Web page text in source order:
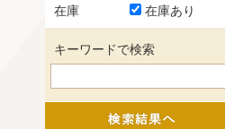
在庫 在庫あり
キーワードで検索